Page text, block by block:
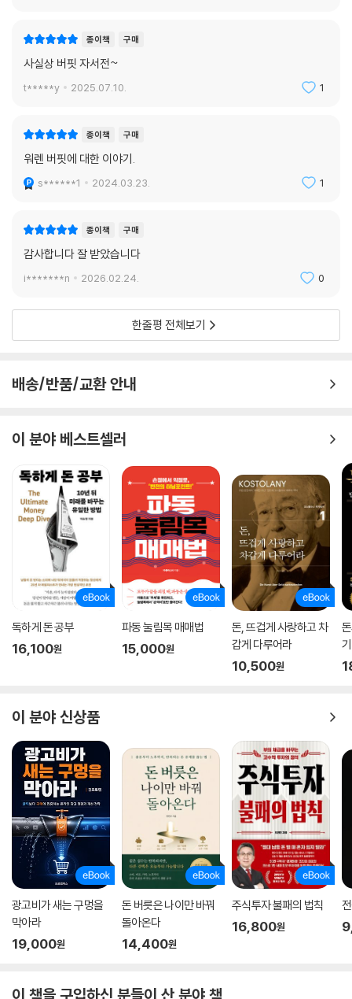
철학’을 배우는 학생이자 인생의 동반자였다. 그는 심지어 투자자가 투자
금을 회수해서 나갈 때조차 그들에게 최선의 자산운용방식을 자문해 줄 정
도로 그들의 인생에 책임감을 느꼈다.
세 폐지 반대 운동에 참여했다. 또한, 세계 최고 부자의 소득세율이 비서의
소득세율보다 낮은 현실에 비판적인 목소리를 내기도 했다.
그는 자신이 특출나게 돈을 잘 버는 능력을 가진 것을, 거대한 부를 낭비하
원을 잠시 맡아두었다는 것을 나타내는 보관증이었다. 그리고 2006년, 그
는 창고의 문을 열고 자신의 부를 사회에 환원했다.
한번 실감할 수 있을 것이다. 뿐만 아니라, 스스로의 직관과 안목으로 세계
최고의 위치에 올라선 이가 보여주는 겸손한 태도와 울림을 주는 가치관도
종이책 구매
사실상 버핏 자서전~
t*****y 2025.07.10. 1
종이책 구매
워렌 버핏에 대한 이야기.
s******1 2024.03.23. 1
종이책 구매
감사합니다 잘 받았습니다
i*******n 2026.02.24. 0
한줄평 전체보기
배송/반품/교환 안내
이 분야 베스트셀러
독하게 돈 공부
16,100원
파동 눌림목 매매법
15,000원
돈, 뜨겁게 사랑하고 차
갑게 다루어라
10,500원
이 분야 신상품
광고비가 새는 구멍을
막아라
19,000원
돈 버릇은 나이만 바꿔
돌아온다
14,400원
주식투자 불패의 법칙
16,800원
이 책을 구입하신 분들이 산 분야 책